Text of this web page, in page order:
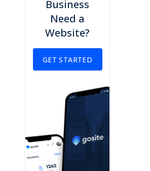
Business
Need a
Website?
GET STARTED